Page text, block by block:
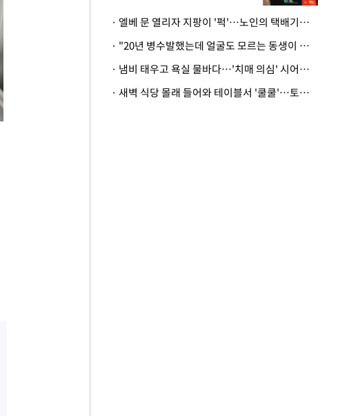
· 엘베 문 열리자 지팡이 '퍽'…노인의 택배기사 폭행 이유
· "20년 병수발했는데 얼굴도 모르는 동생이 유산 절반을"…배다른 형제 상속권 있을까
· 냄비 태우고 욕실 물바다…'치매 의심' 시어머니 검사 권유했다가 '날벼락'
· 새벽 식당 몰래 들어와 테이블서 '쿨쿨'…토사물 남기고 사라진 남성